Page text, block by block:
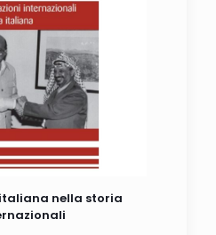
nella storia